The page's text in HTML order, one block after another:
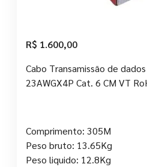
R$ 1.600,00
Cabo Transamissão de
23AWGX4P Cat. 6 CM VT
Comprimento: 305M
Peso bruto: 13.65Kg
Peso liquido: 12.8Kg